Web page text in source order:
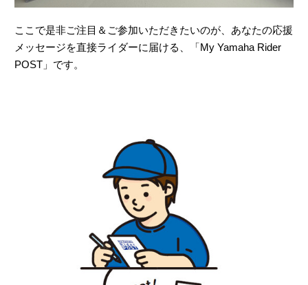
ここで是非ご注目＆ご参加いただきたいのが、あなたの応援
メッセージを直接ライダーに届ける、「My Yamaha Rider
POST」です。